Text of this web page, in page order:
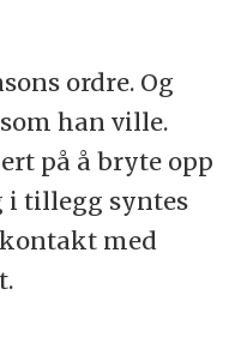
ordre. Og
han ville.
på å bryte opp
i tillegg syntes
med